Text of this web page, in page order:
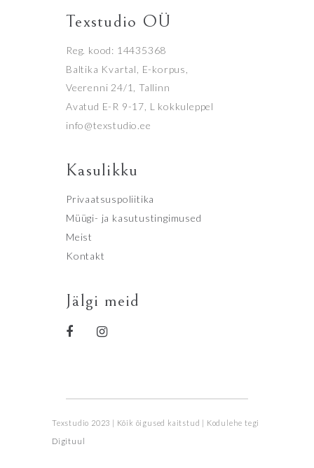
Texstudio OÜ
Reg. kood: 14435368
Baltika Kvartal, E-korpus,
Veerenni 24/1, Tallinn
Avatud E-R 9-17, L kokkuleppel
info@texstudio.ee
Kasulikku
Privaatsuspoliitika
Müügi- ja kasutustingimused
Meist
Kontakt
Jälgi meid
Texstudio 2023 | Kõik õigused kaitstud | Kodulehe tegi
Digituul